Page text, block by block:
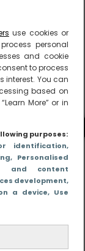
use cookies or
personal
and cookie
to process
interest. You can
based on
More” or in
purposes:
identification,
, Personalised
and content
development,
a device, Use